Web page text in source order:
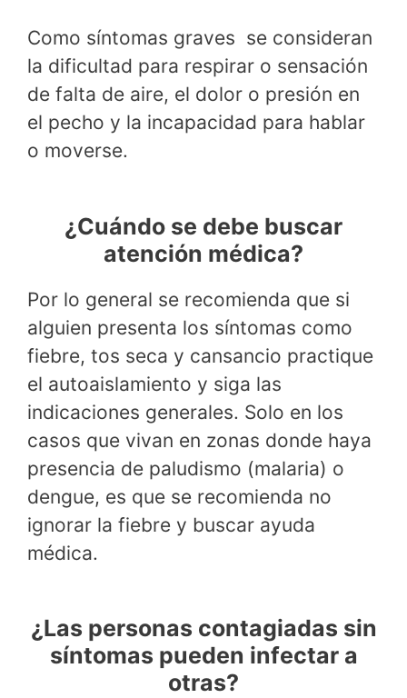
Como síntomas graves se consideran
la dificultad para respirar o sensación
de falta de aire, el dolor o presión en
el pecho y la incapacidad para hablar
o moverse.
¿Cuándo se debe buscar
atención médica?
Por lo general se recomienda que si
alguien presenta los síntomas como
fiebre, tos seca y cansancio practique
el autoaislamiento y siga las
indicaciones generales. Solo en los
casos que vivan en zonas donde haya
presencia de paludismo (malaria) o
dengue, es que se recomienda no
ignorar la fiebre y buscar ayuda
médica.
¿Las personas contagiadas sin
síntomas pueden infectar a
otras?